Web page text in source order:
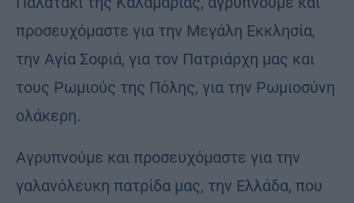
προσευχόμαστε για την Μεγάλη Εκκλησία,
την Αγία Σοφιά, για τον Πατριάρχη μας και
τους Ρωμιούς της Πόλης, για την Ρωμιοσύνη
ολάκερη.
Αγρυπνούμε και προσευχόμαστε για την
γαλανόλευκη πατρίδα μας, την Ελλάδα, που